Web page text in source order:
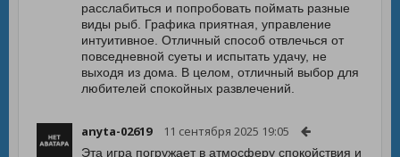
расслабиться и попробовать поймать разные
виды рыб. Графика приятная, управление
интуитивное. Отличный способ отвлечься от
повседневной суеты и испытать удачу, не
выходя из дома. В целом, отличный выбор для
любителей спокойных развлечений.
anyta-02619 11 сентября 2025 19:05
Эта игра погружает в атмосферу спокойствия и